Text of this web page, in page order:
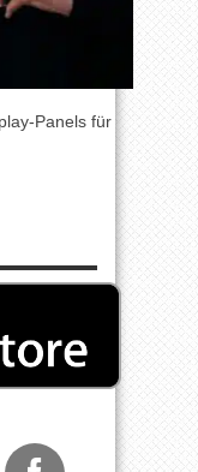
Panels für